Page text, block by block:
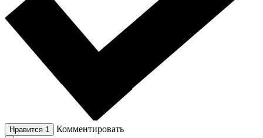
Нравится 1 Комментировать